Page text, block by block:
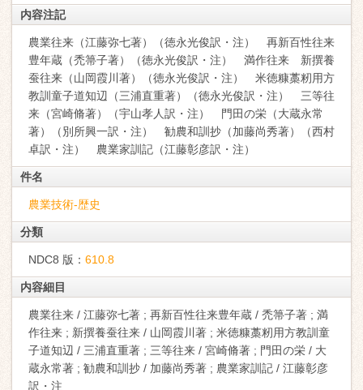
内容注記
農業往来（江藤弥七著）（徳永光俊訳・注） 再新百性往来
豊年蔵（禿箒子著）（徳永光俊訳・注） 満作往来 新撰養
蚕往来（山岡霞川著）（徳永光俊訳・注） 米徳糠藁籾用方
教訓童子道知辺（三浦直重著）（徳永光俊訳・注） 三等往
来（宮崎脩著）（宇山孝人訳・注） 門田の栄（大蔵永常
著）（別所興一訳・注） 勧農和訓抄（加藤尚秀著）（西村
卓訳・注） 農業家訓記（江藤彰彦訳・注）
件名
農業技術-歴史
分類
NDC8 版： 610.8
内容細目
農業往来 / 江藤弥七著 ; 再新百性往来豊年蔵 / 禿箒子著 ; 満
作往来 ; 新撰養蚕往来 / 山岡霞川著 ; 米徳糠藁籾用方教訓童
子道知辺 / 三浦直重著 ; 三等往来 / 宮崎脩著 ; 門田の栄 / 大
蔵永常著 ; 勧農和訓抄 / 加藤尚秀著 ; 農業家訓記 / 江藤彰彦
訳・注